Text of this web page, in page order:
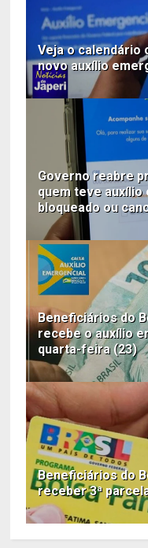
Veja o calendário
novo auxílio
Governo reabre
quem teve auxílio
bloqueado ou
Beneficiários do
recebe o auxílio
quarta-feira (23)
Beneficiários do
receber 3ª